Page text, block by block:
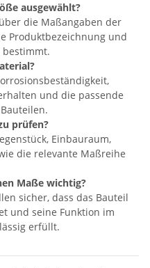
ausgewählt?
die Maßangaben der
Produktbezeichnung und
bestimmt.
und die passende
prüfen?
Einbauraum,
die relevante Maßreihe
Maße wichtig?
sicher, dass das Bauteil
und seine Funktion im
erfüllt.